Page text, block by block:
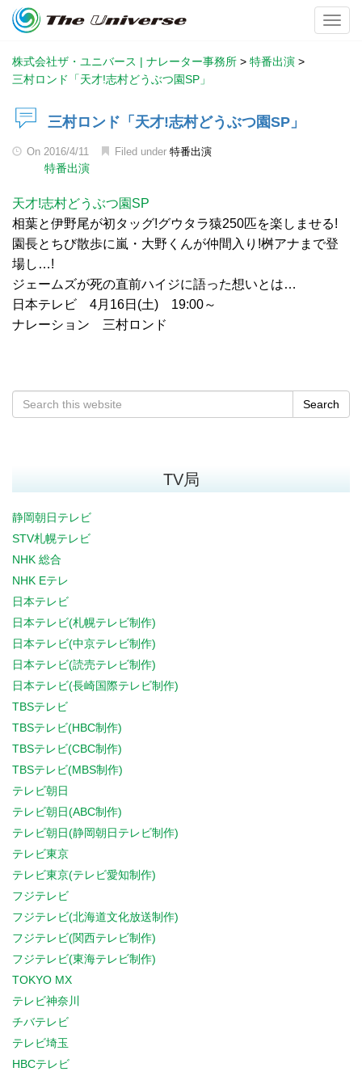
株式会社ザ・ユニバース | ナレーター事務所 > 特番出演 >
三村ロンド「天才!志村どうぶつ園SP」
三村ロンド「天才!志村どうぶつ園SP」
On 2016/4/11 Filed under 特番出演
特番出演
天才!志村どうぶつ園SP
相葉と伊野尾が初タッグ!グウタラ猿250匹を楽しませる!
園長とちび散歩に嵐・大野くんが仲間入り!桝アナまで登
場し…!
ジェームズが死の直前ハイジに語った想いとは…
日本テレビ 4月16日(土) 19:00～
ナレーション 三村ロンド
Search
TV局
静岡朝日テレビ
STV札幌テレビ
NHK 総合
NHK Eテレ
日本テレビ
日本テレビ(札幌テレビ制作)
日本テレビ(中京テレビ制作)
日本テレビ(読売テレビ制作)
日本テレビ(長崎国際テレビ制作)
TBSテレビ
TBSテレビ(HBC制作)
TBSテレビ(CBC制作)
TBSテレビ(MBS制作)
テレビ朝日
テレビ朝日(ABC制作)
テレビ朝日(静岡朝日テレビ制作)
テレビ東京
テレビ東京(テレビ愛知制作)
フジテレビ
フジテレビ(北海道文化放送制作)
フジテレビ(関西テレビ制作)
フジテレビ(東海テレビ制作)
TOKYO MX
テレビ神奈川
チバテレビ
テレビ埼玉
HBCテレビ